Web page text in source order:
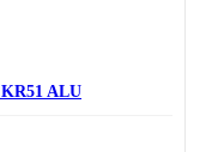
KR51 ALU